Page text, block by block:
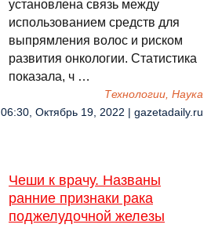
установлена связь между
использованием средств для
выпрямления волос и риском
развития онкологии. Статистика
показала, ч …
Технологии, Наука
06:30, Октябрь 19, 2022 | gazetadaily.ru
Чеши к врачу. Названы
ранние признаки рака
поджелудочной железы